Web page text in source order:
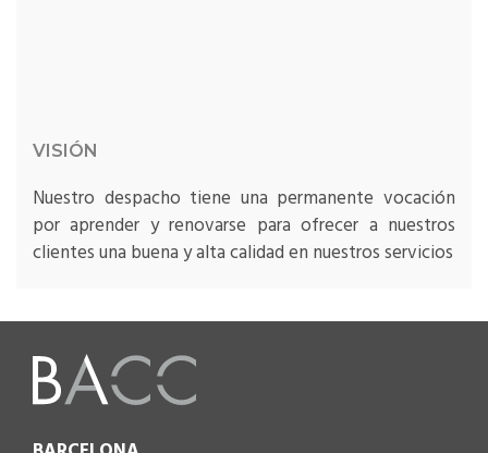
VISIÓN
Nuestro despacho tiene una permanente vocación
por aprender y renovarse para ofrecer a nuestros
clientes una buena y alta calidad en nuestros servicios